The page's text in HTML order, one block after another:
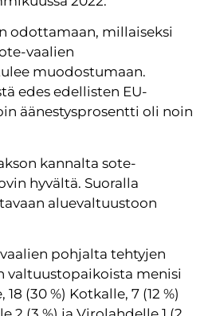
odottamaan, millaiseksi
vaalien
muodostumaan.
edes edellisten EU-
äänestysprosentti oli noin
kannalta sote-
hyvältä. Suoralla
aluevaltuustoon
pohjalta tehtyjen
valtuustopaikoista menisi
18 (30 %) Kotkalle, 7 (12 %)